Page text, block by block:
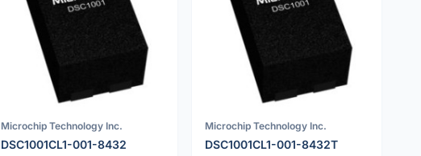
Microchip Technology Inc.
DSC1001CL1-001-8432
Microchip Technology Inc.
DSC1001CL1-001-8432T